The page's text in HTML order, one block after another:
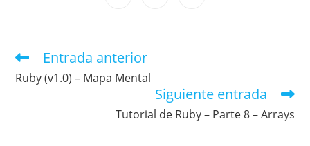
Entrada anterior
Ruby (v1.0) – Mapa Mental
Siguiente entrada
Tutorial de Ruby – Parte 8 – Arrays